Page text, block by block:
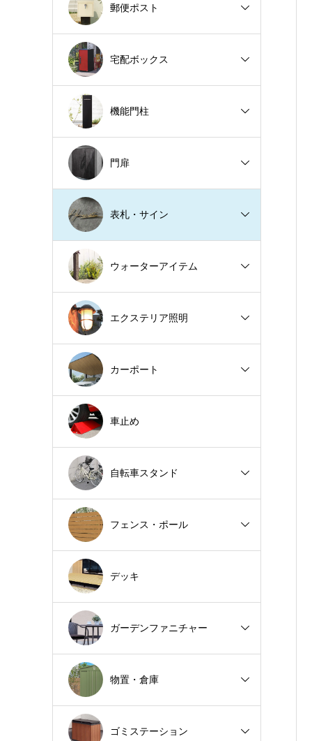
郵便ポスト
宅配ボックス
機能門柱
門扉
表札・サイン
ウォーターアイテム
エクステリア照明
カーポート
車止め
自転車スタンド
フェンス・ポール
デッキ
ガーデンファニチャー
物置・倉庫
ゴミステーション